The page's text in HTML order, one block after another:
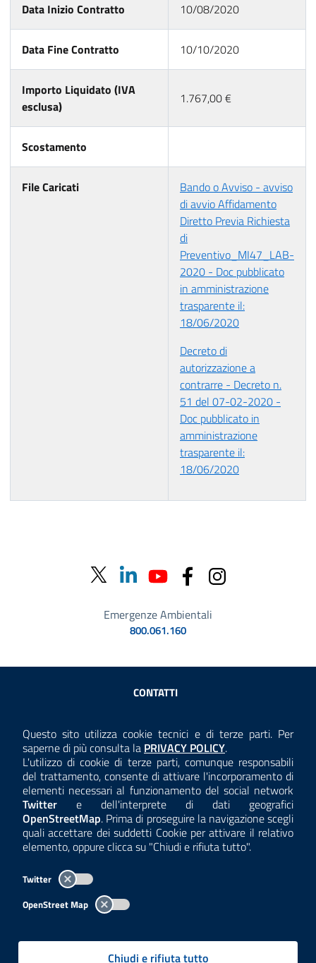
Questo sito utilizza cookie tecnici e di terze parti. Per
saperne di più consulta la Consulta la
PRIVACY POLICY.
L'utilizzo di cookie di terze parti, comunque responsabili
del trattamento, consente di attivare l'incorporamento di
elementi necessari al funzionamento del social network
Twitter e dell'interprete di dati geografici
OpenStreetMap. Prima di proseguire la navigazione scegli
quali accettare dei suddetti Cookie per attivare il relativo
elemento, oppure clicca su "Chiudi e rifiuta tutto".
Twitter
OpenStreet Map
Chiudi e rifiuta tutto
Data Inizio Contratto 10/08/2020
Data Fine Contratto 10/10/2020
Importo Liquidato (IVA
esclusa)
1.767,00 €
Scostamento
File Caricati
Bando o Avviso - avviso
di avvio Affidamento
Diretto Previa Richiesta
di
Preventivo_MI47_LAB-
2020 - Doc pubblicato
in amministrazione
trasparente il:
18/06/2020
Decreto di
autorizzazione a
contrarre - Decreto n.
51 del 07-02-2020 -
Doc pubblicato in
amministrazione
trasparente il:
18/06/2020
Emergenze Ambientali
800.061.160
Sezione Link Utili
CONTATTI
ANTICORRUZIONE
ACCESSIBILITÀ
COOKIE E PRIVACY
TEMI A-Z
Per l'utilizzo del logo e dei dati fare riferimento al regolamento
consultabile aquesta pagina